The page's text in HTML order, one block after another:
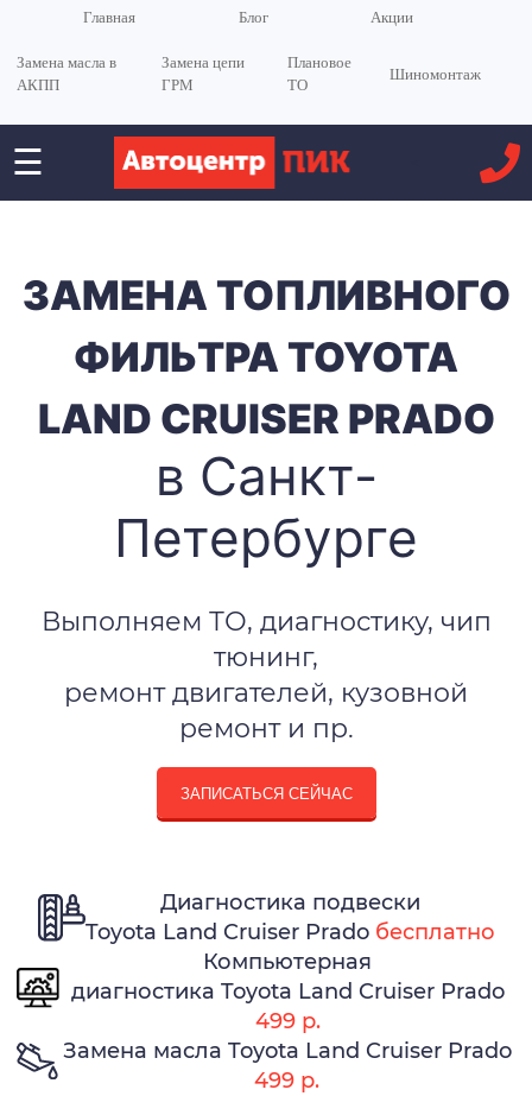
Главная Блог Акции
Замена масла в
АКПП
Замена цепи
ГРМ
Плановое
ТО
Шиномонтаж
☰
ЗАМЕНА ТОПЛИВНОГО
ФИЛЬТРА TOYOTA
LAND CRUISER PRADO
в Санкт-
Петербурге
Выполняем ТО, диагностику, чип
тюнинг,
ремонт двигателей, кузовной
ремонт и пр.
ЗАПИСАТЬСЯ СЕЙЧАС
Диагностика подвески
Toyota Land Cruiser Prado бесплатно
Компьютерная
диагностика Toyota Land Cruiser Prado
499 р.
Замена масла Toyota Land Cruiser Prado
499 р.